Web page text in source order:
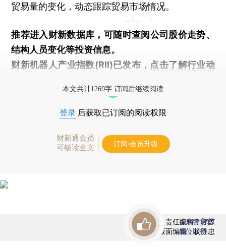
贸易量的变化，动态跟踪贸易市场情况。
推荐进入财新数据库 ，可随时查阅公司股价走势、
结构人员变化等投资信息。
财新机器人产业指数(RII)已发布， 点击了解行业动
本文共计1269字 订阅后继续阅读
登录 后获取已订阅的阅读权限
财新通会员
可畅读全文
订阅/会员升级
责任编辑：郭琼
版面编辑：杨胜忠
首席赞赏官
虚位以待